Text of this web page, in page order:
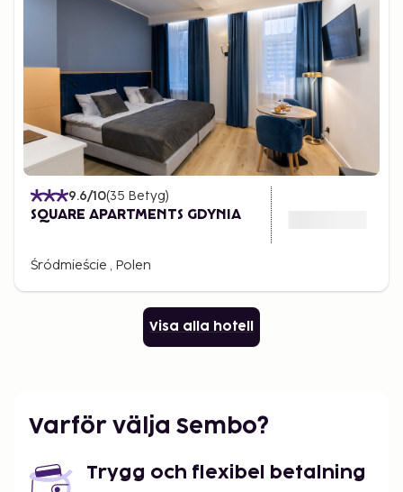
9.6/10(35 Betyg)
SQUARE APARTMENTS GDYNIA
Śródmieście , Polen
Visa alla hotell
Varför välja Sembo?
Trygg och flexibel betalning